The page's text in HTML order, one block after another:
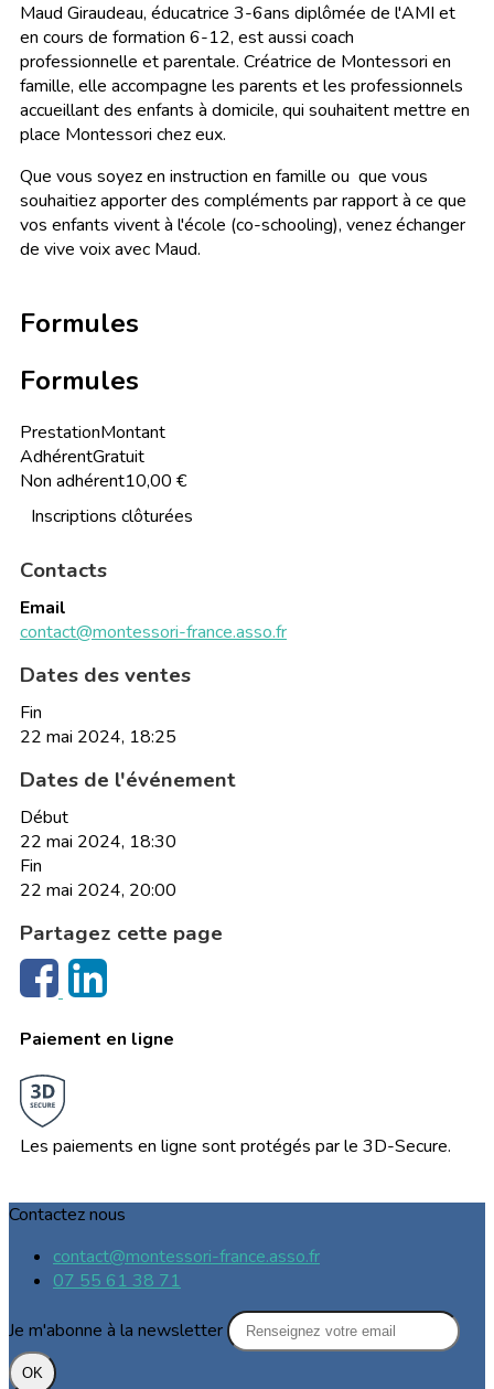
Maud Giraudeau, éducatrice 3-6ans diplômée de l'AMI et
en cours de formation 6-12, est aussi coach
professionnelle et parentale. Créatrice de Montessori en
famille, elle accompagne les parents et les professionnels
accueillant des enfants à domicile, qui souhaitent mettre en
place Montessori chez eux.
Que vous soyez en instruction en famille ou que vous
souhaitiez apporter des compléments par rapport à ce que
vos enfants vivent à l'école (co-schooling), venez échanger
de vive voix avec Maud.
Formules
Formules
PrestationMontant
AdhérentGratuit
Non adhérent10,00 €
Inscriptions clôturées
Contacts
Email
contact@montessori-france.asso.fr
Dates des ventes
Fin
22 mai 2024, 18:25
Dates de l'événement
Début
22 mai 2024, 18:30
Fin
22 mai 2024, 20:00
Partagez cette page
Paiement en ligne
Les paiements en ligne sont protégés par le 3D-Secure.
Contactez nous
contact@montessori-france.asso.fr
07 55 61 38 71
Je m'abonne à la newsletter
OK